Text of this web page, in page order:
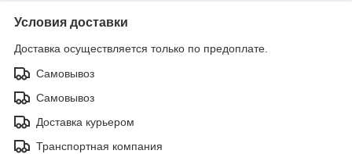
Условия доставки
Доставка осуществляется только по предоплате.
Самовывоз
Самовывоз
Доставка курьером
Транспортная компания